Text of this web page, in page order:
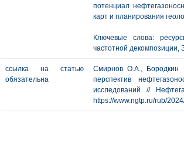
потенциал
карт и планирования
Ключевые слова:
частотной декомпозиции,
ссылка на статью
обязательна
Смирнов О.А.,
перспектив
исследований //
https://www.ngtp.ru/rub/